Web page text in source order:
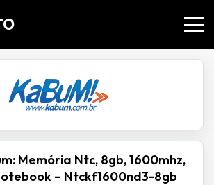
Memória Ntc, 8gb, 1600mhz,
– Ntckf1600nd3-8gb